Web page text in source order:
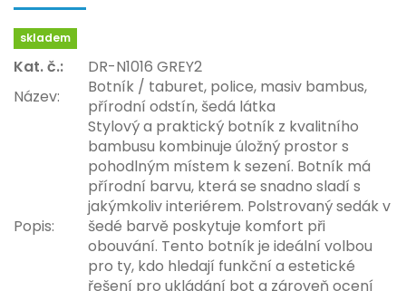
skladem
Kat. č.:
DR-N1016 GREY2
Název:
Botník / taburet, police, masiv bambus,
přírodní odstín, šedá látka
Popis:
Stylový a praktický botník z kvalitního
bambusu kombinuje úložný prostor s
pohodlným místem k sezení. Botník má
přírodní barvu, která se snadno sladí s
jakýmkoliv interiérem. Polstrovaný sedák v
šedé barvě poskytuje komfort při
obouvání. Tento botník je ideální volbou
pro ty, kdo hledají funkční a estetické
řešení pro ukládání bot a zároveň ocení